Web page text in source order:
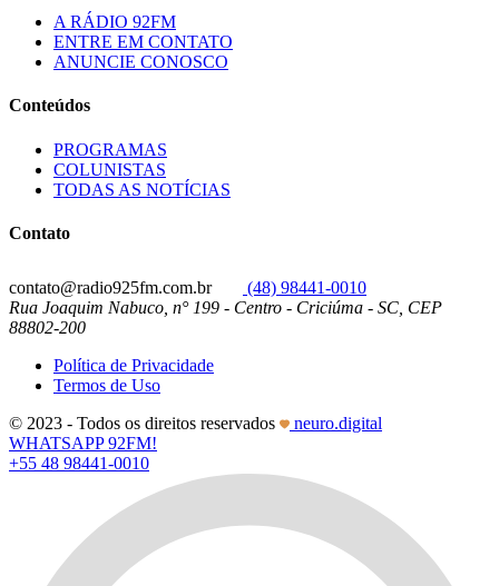
A RÁDIO 92FM
ENTRE EM CONTATO
ANUNCIE CONOSCO
Conteúdos
PROGRAMAS
COLUNISTAS
TODAS AS NOTÍCIAS
Contato
contato@radio925fm.com.br
(48) 98441-0010
Rua Joaquim Nabuco, n° 199 - Centro - Criciúma - SC, CEP
88802-200
Política de Privacidade
Termos de Uso
© 2023 - Todos os direitos reservados
neuro.digital
WHATSAPP 92FM!
+55 48 98441-0010